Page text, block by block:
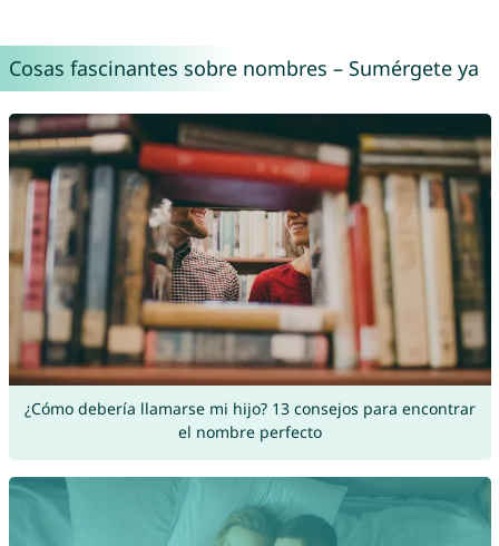
Cosas fascinantes sobre nombres – Sumérgete ya
¿Cómo debería llamarse mi hijo? 13 consejos para encontrar
el nombre perfecto